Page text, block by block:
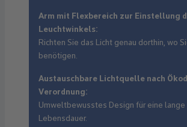
Arm mit Flexbereich zur Einstellung
Leuchtwinkels:
Richten Sie das Licht genau dorthin, wo
benötigen.
Austauschbare Lichtquelle nach
Verordnung:
Umweltbewusstes Design für eine lange
Lebensdauer.